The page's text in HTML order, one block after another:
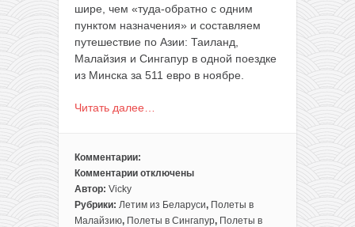
шире, чем «туда-обратно с одним
пунктом назначения» и составляем
путешествие по Азии: Таиланд,
Малайзия и Сингапур в одной поездке
из Минска за 511 евро в ноябре.
Читать далее…
Комментарии:
Комментарии
к
записи
Таиланд,
отключены
Автор: Vicky
Рубрики: Летим из Беларуси, Полеты в
Малайзию, Полеты в Сингапур, Полеты в